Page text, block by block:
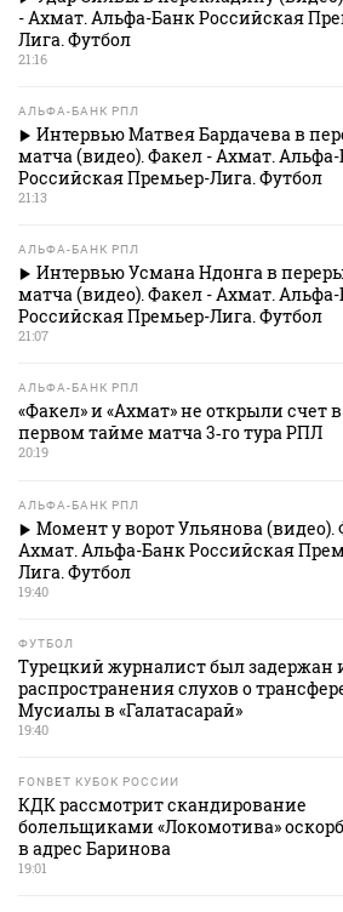
- Ахмат. Альфа-Банк Российская
Лига. Футбол
21:16
АЛЬФА-БАНК РПЛ
Интервью Матвея Бардачева в
матча (видео). Факел - Ахмат.
Российская Премьер-Лига. Футбол
21:13
АЛЬФА-БАНК РПЛ
Интервью Усмана Ндонга в
матча (видео). Факел - Ахмат.
Российская Премьер-Лига. Футбол
21:07
АЛЬФА-БАНК РПЛ
«Факел» и «Ахмат» не открыли счет в
первом тайме матча 3‑го тура РПЛ
20:19
АЛЬФА-БАНК РПЛ
Момент у ворот Ульянова (видео).
Ахмат. Альфа-Банк Российская
Лига. Футбол
19:40
ФУТБОЛ
Турецкий журналист был задержан
распространения слухов о
Мусиалы в «Галатасарай»
19:40
FONBET КУБОК РОССИИ
КДК рассмотрит скандирование
болельщиками «Локомотива»
в адрес Баринова
19:01